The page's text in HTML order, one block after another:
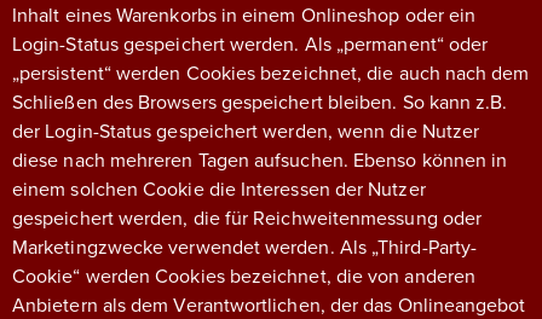
Inhalt eines Warenkorbs in einem Onlineshop oder ein
Login-Status gespeichert werden. Als „permanent“ oder
„persistent“ werden Cookies bezeichnet, die auch nach dem
Schließen des Browsers gespeichert bleiben. So kann z.B.
der Login-Status gespeichert werden, wenn die Nutzer
diese nach mehreren Tagen aufsuchen. Ebenso können in
einem solchen Cookie die Interessen der Nutzer
gespeichert werden, die für Reichweitenmessung oder
Marketingzwecke verwendet werden. Als „Third-Party-
Cookie“ werden Cookies bezeichnet, die von anderen
Anbietern als dem Verantwortlichen, der das Onlineangebot